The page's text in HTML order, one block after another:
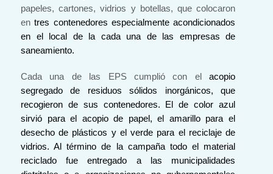
papeles, cartones, vidrios y botellas, que colocaron
entres contenedores especialmente acondicionados
en el local de la cada una de las empresas de
saneamiento.
Cada una de las EPS cumplió con el acopio
segregado de residuos sólidos inorgánicos, que
recogieron de sus contenedores. El de color azul
sirvió para el acopio de papel, el amarillo para el
desecho de plásticos y el verde para el reciclaje de
vidrios. Al término de la campaña todo el material
reciclado fue entregado a las municipalidades